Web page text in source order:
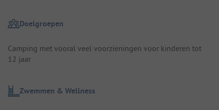
Doelgroepen
Camping met vooral veel voorzieningen voor kinderen tot
12 jaar
Zwemmen & Wellness